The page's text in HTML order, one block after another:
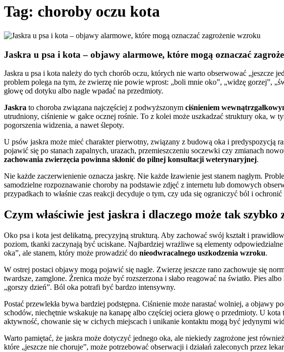
Tag: choroby oczu kota
Jaskra u psa i kota – objawy alarmowe, które mogą oznaczać
Jaskra u psa i kota należy do tych chorób oczu, których nie warto obserwować „jeszcze
problem polega na tym, że zwierzę nie powie wprost: „boli mnie oko”, „widzę gorzej”,
głowę od dotyku albo nagle wpadać na przedmioty.
Jaskra to choroba związana najczęściej z podwyższonym ciśnieniem
utrudniony, ciśnienie w gałce ocznej rośnie. To z kolei może uszkadzać struktury oka, w
pogorszenia widzenia, a nawet ślepoty.
U psów jaskra może mieć charakter pierwotny, związany z budową oka i
pojawić się po stanach zapalnych, urazach, przemieszczeniu soczewki czy zmianach
zachowania zwierzęcia powinna skłonić do pilnej konsultacji weterynaryjnej.
Nie każde zaczerwienienie oznacza jaskrę. Nie każde łzawienie jest stanem nagłym.
samodzielne rozpoznawanie choroby na podstawie zdjęć z internetu lub domowych
przypadkach to właśnie czas reakcji decyduje o tym, czy uda się ograniczyć ból i
Czym właściwie jest jaskra i dlaczego może tak szybko
Oko psa i kota jest delikatną, precyzyjną strukturą. Aby zachować swój kształt i
poziom, tkanki zaczynają być uciskane. Najbardziej wrażliwe są elementy
oka”, ale stanem, który może prowadzić do nieodwracalnego uszkodzenia wzroku.
W ostrej postaci objawy mogą pojawić się nagle. Zwierzę jeszcze rano zachowuje się
twardsze, zamglone. Źrenica może być rozszerzona i słabo reagować na światło. Pies
„gorszy dzień”. Ból oka potrafi być bardzo intensywny.
Postać przewlekła bywa bardziej podstępna. Ciśnienie może narastać wolniej, a objawy
schodów, niechętnie wskakuje na kanapę albo częściej ociera głowę o przedmioty. U
aktywność, chowanie się w cichych miejscach i unikanie kontaktu mogą być jedynymi
Warto pamiętać, że jaskra może dotyczyć jednego oka, ale niekiedy zagrożone jest
które „jeszcze nie choruje”, może potrzebować obserwacji i działań zaleconych przez